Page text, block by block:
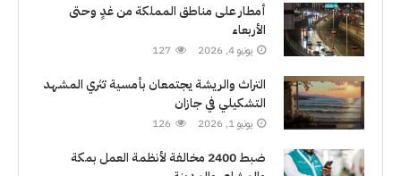
أمطار على مناطق المملكة من غدٍ وحتى
الأربعاء
يونيو 4, 2026 127
التراث والريشة يجتمعان بأمسية تثري المشهد
التشكيلي في جازان
يونيو 1, 2026 126
ضبط 2400 مخالفة لأنظمة العمل بمكة